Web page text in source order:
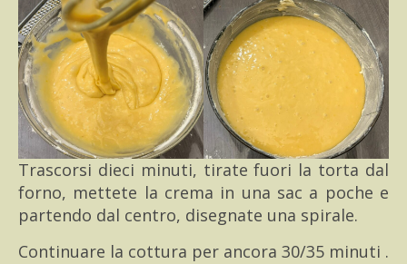
Trascorsi dieci minuti, tirate fuori la torta dal
forno, mettete la crema in una sac a poche e
partendo dal centro, disegnate una spirale.
Continuare la cottura per ancora 30/35 minuti .